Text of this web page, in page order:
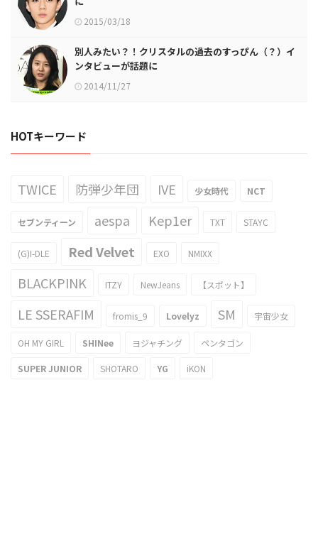
2015/03/18
別人みたい？！クリスタルの過去のすっぴん（？）イ
ンタビューが話題に
2014/11/27
HOTキーワード
TWICE 防弾少年団 IVE 少女時代 NCT
セブンティーン aespa Kep1er TXT STAYC
(G)I-DLE Red Velvet EXO NMIXX
BLACKPINK ITZY NewJeans 【スポット】
LE SSERAFIM fromis_9 Lovelyz SM 宇宙少女
OH MY GIRL SHINee ヨジャチング ペンタゴン
SUPER JUNIOR SHOTARO YG iKON